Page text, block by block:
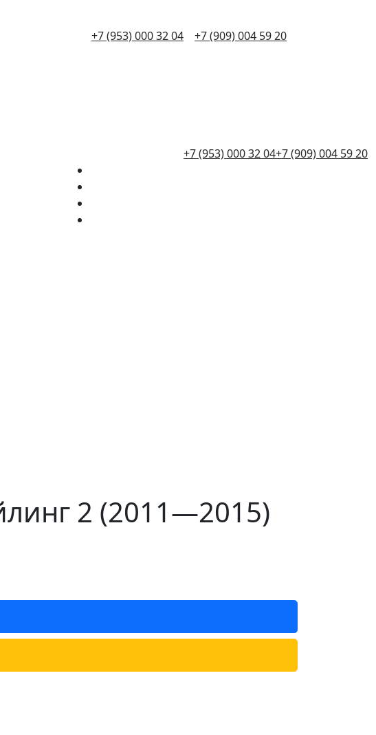
+7 (953) 000 32 04 +7 (909) 004 59 20
+7 (953) 000 32 04+7 (909) 004 59 20
2 (2011—2015)